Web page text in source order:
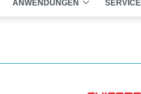
ANWENDUNGEN